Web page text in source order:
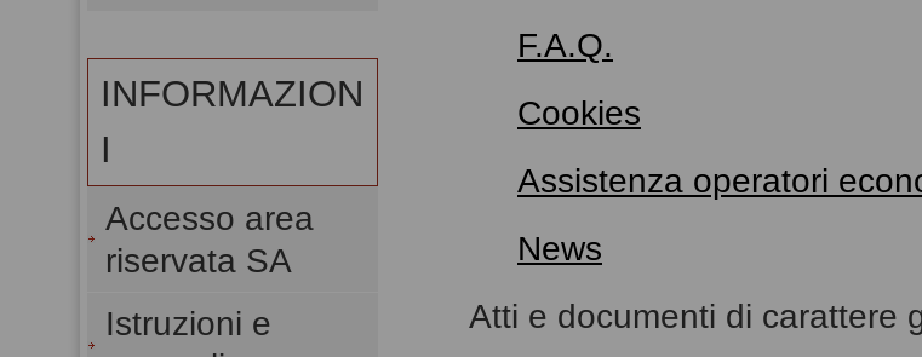
F.A.Q.
Cookies
Assistenza operatori
News
Atti e documenti di carattere
INFORMAZION
I
Accesso area
riservata SA
Istruzioni e